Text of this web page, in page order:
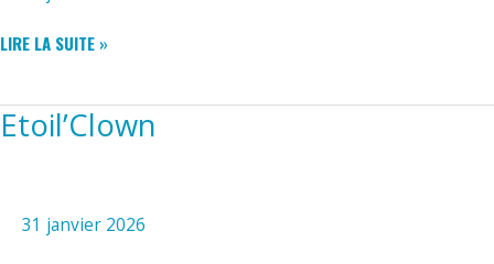
P’TIT
LUNDI
LIRE LA SUITE »
Etoil’Clown
31 janvier 2026